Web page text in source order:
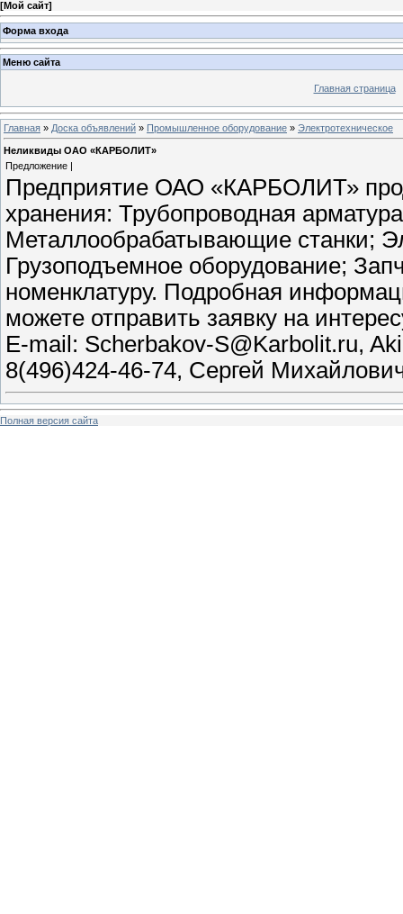
[Мой сайт]
Форма входа
Меню сайта
Главная страница
Главная » Доска объявлений » Промышленное оборудование » Электротехническое
Неликвиды ОАО «КАРБОЛИТ»
Предложение |
Предприятие ОАО «КАРБОЛИТ»
хранения: Трубопроводная
Металлообрабатывающие станки;
Грузоподъемное оборудование;
номенклатуру. Подробная
можете отправить заявку на
E-mail: Scherbakov-S@Karbolit.ru,
8(496)424-46-74, Сергей
Полная версия сайта